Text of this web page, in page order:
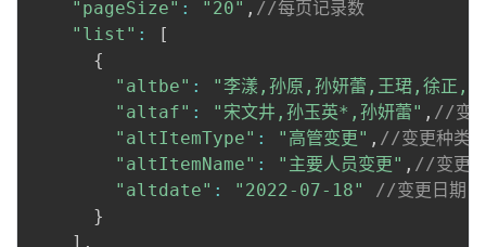
"pageSize" : "20" , //每页记录数
"list" :
[
{
"altbe" :
"李漾,孙原,孙妍蕾,王珺,徐正,
"altaf" : "宋文井,孙玉英*,孙妍蕾" , //变
"altItemType" : "高管变更" , //变更种类
"altItemName" : "主要人员变更" , //变更
"altdate" : "2022-07-18"
//变更日期
}
] ,